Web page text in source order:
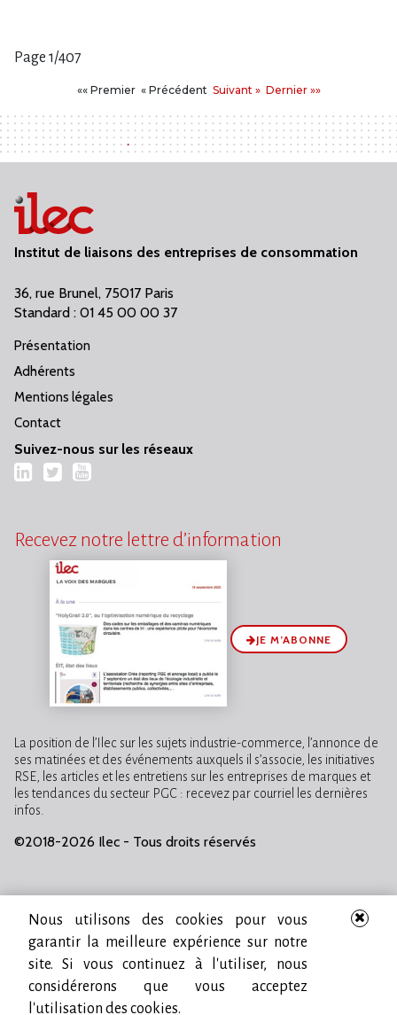
Page 1/407
«« PremierPremier
« PrécédentPrécédent
Suivant
Suivant » Dernier
Dernier »»
Institut de liaisons des entreprises de consommation
36, rue Brunel, 75017 Paris
Standard : 01 45 00 00 37
Présentation
Adhérents
Mentions légales
Contact
Suivez-nous sur les réseaux
LinkedIn
TwitterYouTube
Recevez notre lettre d’information
JE M’ABONNE
La position de l’Ilec sur les sujets industrie-commerce, l’annonce de
ses matinées et des événements auxquels il s’associe, les initiatives
RSE, les articles et les entretiens sur les entreprises de marques et
les tendances du secteur PGC : recevez par courriel les dernières
infos.
©2018-2026 Ilec - Tous droits réservés
Nous utilisons des cookies pour vous
garantir la meilleure expérience sur notre
site. Si vous continuez à l'utiliser, nous
considérerons que vous acceptez
l'utilisation des cookies.